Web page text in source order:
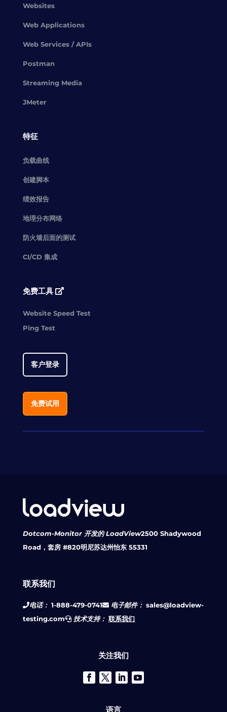
Websites
Web Applications
Web Services / APIs
Postman
Streaming Media
JMeter
特征
负载曲线
创建脚本
绩效报告
地理分布网络
防火墙后面的测试
CI/CD 集成
免费工具
Website Speed Test
Ping Test
客户登录
免费试用
Dotcom-Monitor 开发的 LoadView2500 Shadywood
Road，套房 #820明尼苏达州怡东 55331
联系我们
电话： 1-888-479-0741 电子邮件： sales@loadview-
testing.com
技术支持： 联系我们
关注我们
语言